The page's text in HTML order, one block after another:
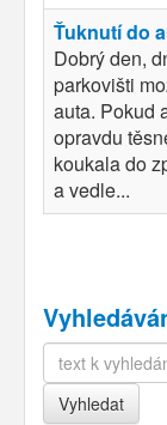
Ťuknutí do
Dobrý den,
parkovišti
auta. Pokud
opravdu
koukala do
a vedle...